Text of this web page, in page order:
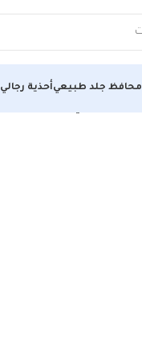
محافظ جلد طبيعيأحذية رجالي